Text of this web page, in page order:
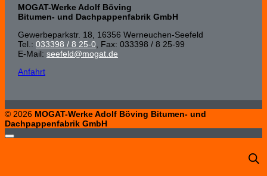
MOGAT-Werke Adolf Böving
Bitumen- und Dachpappenfabrik GmbH
Gewerbeparkstr. 18, 16356 Werneuchen-Seefeld
Tel.: 033398 / 8 25-0 , Fax: 033398 / 8 25-99
E-Mail: seefeld@mogat.de
Anfahrt
© 2026 MOGAT-Werke Adolf Böving Bitumen- und
Dachpappenfabrik GmbH